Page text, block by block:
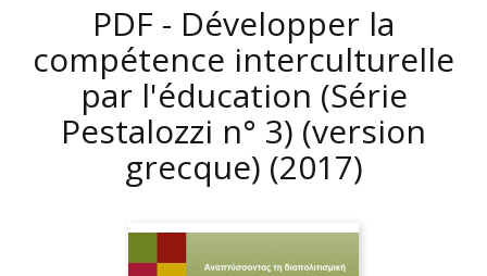
PDF - Développer la
compétence interculturelle
par l'éducation (Série
Pestalozzi n° 3) (version
grecque) (2017)